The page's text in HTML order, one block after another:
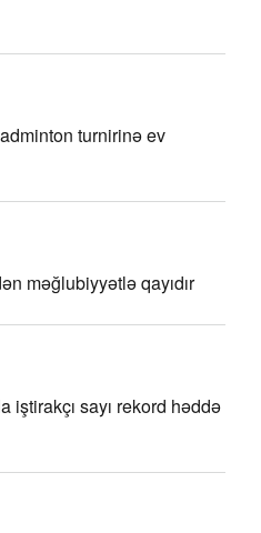
turnirinə ev
məğlubiyyətlə qayıdır
iştirakçı sayı rekord həddə